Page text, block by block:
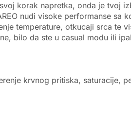
korak napretka, onda je tvoj
nudi visoke performanse
temperature, otkucaji srca te
bilo da ste u casual modu ili
krvnog pritiska, saturacije,